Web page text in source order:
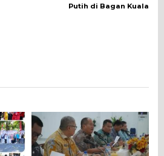
Putih di Bagan Kuala